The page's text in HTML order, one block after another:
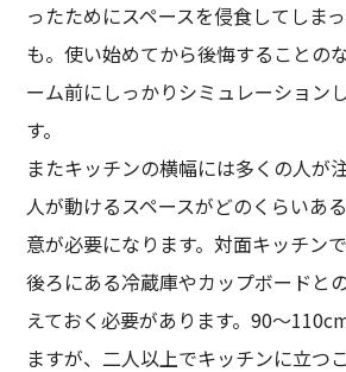
ったためにスペースを侵食してしま
も。使い始めてから後悔することの
ーム前にしっかりシミュレーション
す。
またキッチンの横幅には多くの人が
人が動けるスペースがどのくらいあ
意が必要になります。対面キッチン
後ろにある冷蔵庫やカップボードと
えておく必要があります。90～
ますが、二人以上でキッチンに立つ